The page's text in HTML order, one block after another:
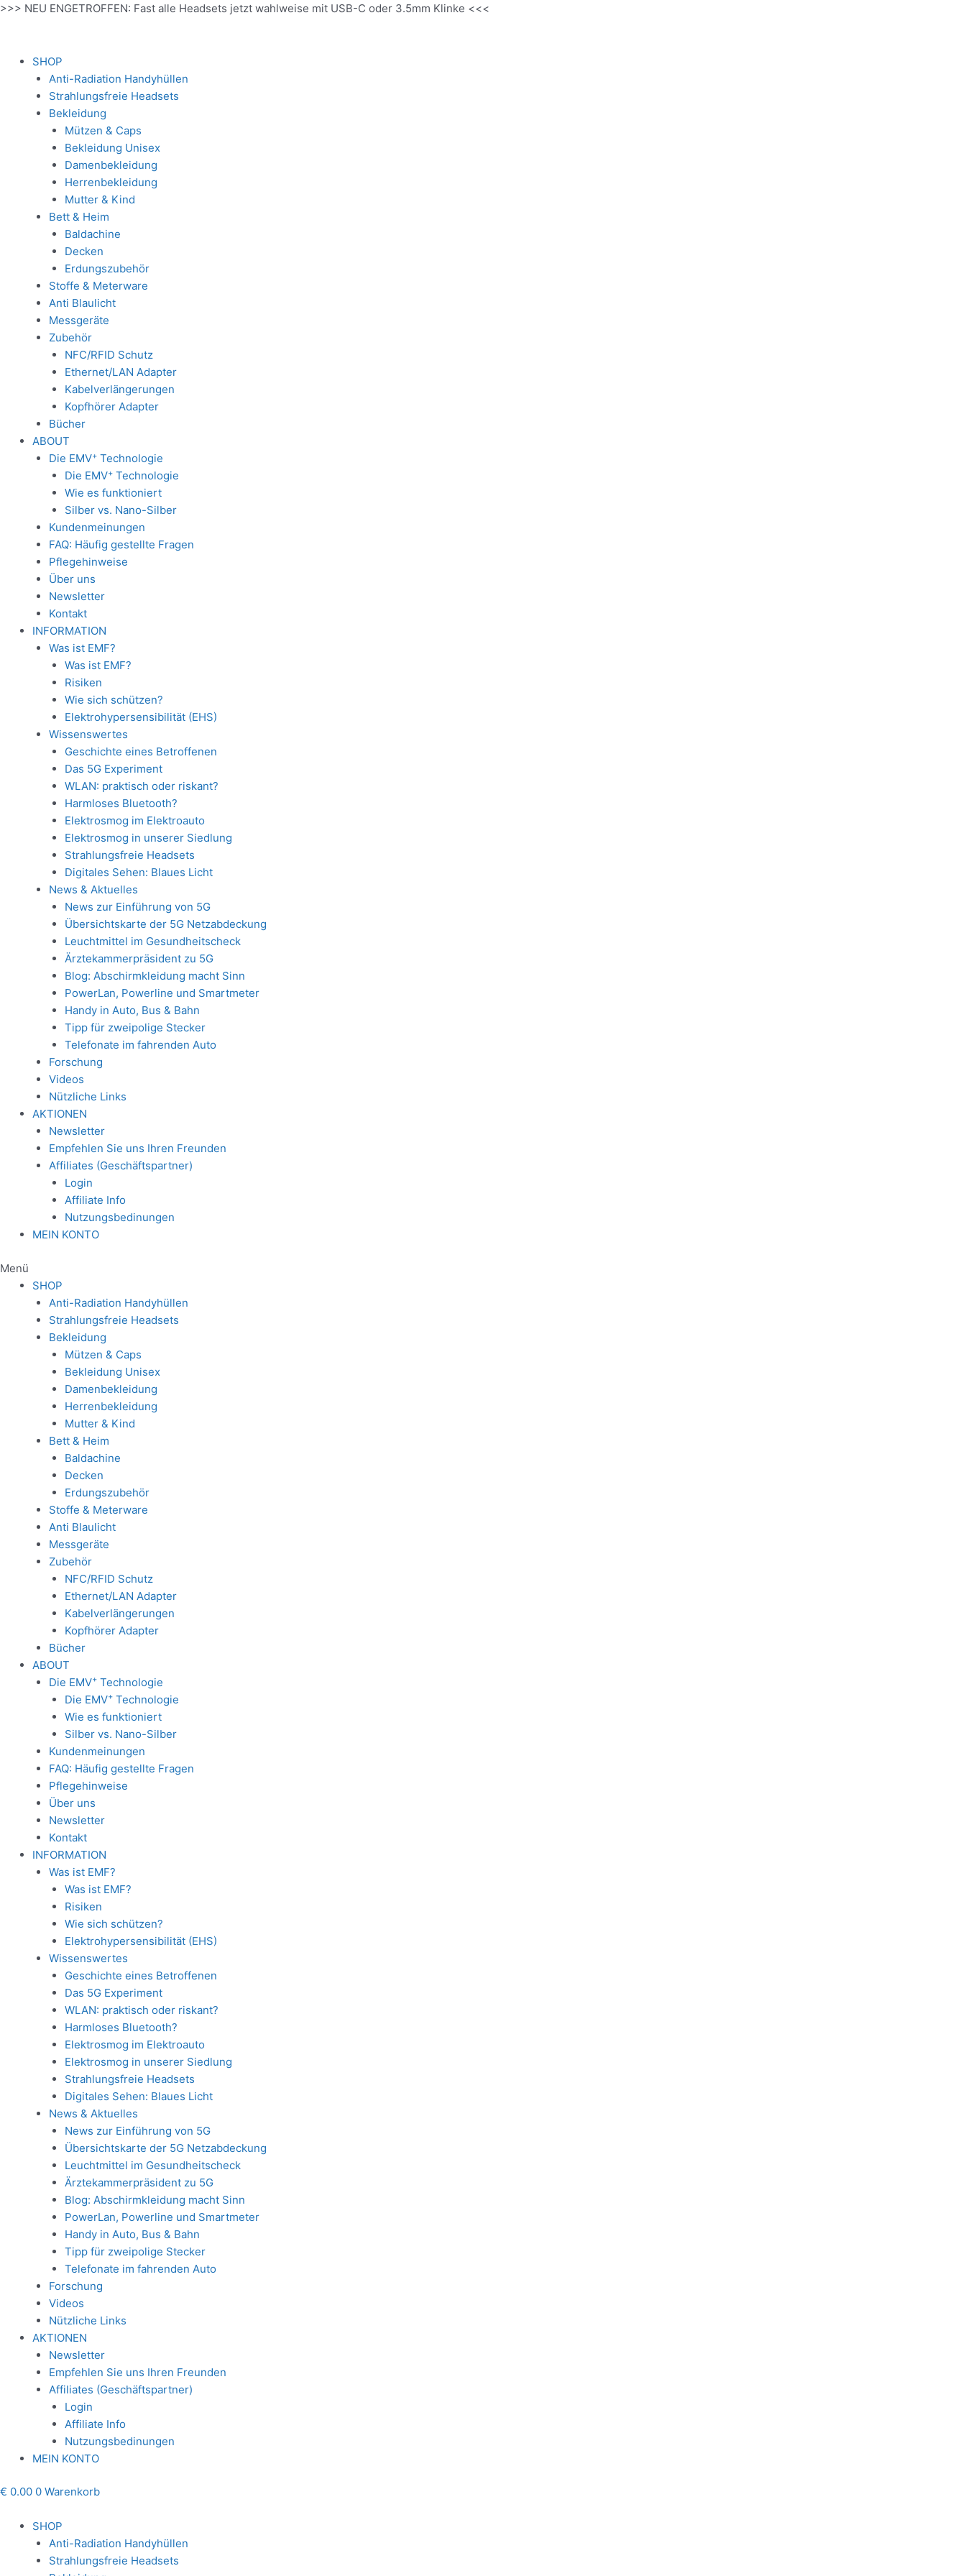
Zum
>>> NEU ENGETROFFEN: Fast alle Headsets jetzt wahlweise mit USB-C oder 3.5mm Klinke <<<
SHOP
Anti-Radiation Handyhüllen
Strahlungsfreie Headsets
Bekleidung
Mützen & Caps
Bekleidung Unisex
Damenbekleidung
Herrenbekleidung
Mutter & Kind
Bett & Heim
Baldachine
Decken
Erdungszubehör
Stoffe & Meterware
Anti Blaulicht
Messgeräte
Zubehör
NFC/RFID Schutz
Ethernet/LAN Adapter
Kabelverlängerungen
Kopfhörer Adapter
Bücher
ABOUT
Die EMV+Technologie
Die EMV+ Technologie
Wie es funktioniert
Silber vs. Nano-Silber
Kundenmeinungen
FAQ: Häufig gestellte Fragen
Pflegehinweise
Über uns
Newsletter
Kontakt
INFORMATION
Was ist EMF?
Was ist EMF?
Risiken
Wie sich schützen?
Elektrohypersensibilität (EHS)
Wissenswertes
Geschichte eines Betroffenen
Das 5G Experiment
WLAN: praktisch oder riskant?
Harmloses Bluetooth?
Elektrosmog im Elektroauto
Elektrosmog in unserer Siedlung
Strahlungsfreie Headsets
Digitales Sehen: Blaues Licht
News & Aktuelles
News zur Einführung von 5G
Übersichtskarte der 5G Netzabdeckung
Leuchtmittel im Gesundheitscheck
Ärztekammerpräsident zu 5G
Blog: Abschirmkleidung macht Sinn
PowerLan, Powerline und Smartmeter
Handy in Auto, Bus & Bahn
Tipp für zweipolige Stecker
Telefonate im fahrenden Auto
Forschung
Videos
Nützliche Links
AKTIONEN
Newsletter
Empfehlen Sie uns Ihren Freunden
Affiliates (Geschäftspartner)
Login
Affiliate Info
Nutzungsbedinungen
MEIN KONTO
Menü
SHOP
Anti-Radiation Handyhüllen
Strahlungsfreie Headsets
Bekleidung
Mützen & Caps
Bekleidung Unisex
Damenbekleidung
Herrenbekleidung
Mutter & Kind
Bett & Heim
Baldachine
Decken
Erdungszubehör
Stoffe & Meterware
Anti Blaulicht
Messgeräte
Zubehör
NFC/RFID Schutz
Ethernet/LAN Adapter
Kabelverlängerungen
Kopfhörer Adapter
Bücher
ABOUT
Die EMV+Technologie
Die EMV+ Technologie
Wie es funktioniert
Silber vs. Nano-Silber
Kundenmeinungen
FAQ: Häufig gestellte Fragen
Pflegehinweise
Über uns
Newsletter
Kontakt
INFORMATION
Was ist EMF?
Was ist EMF?
Risiken
Wie sich schützen?
Elektrohypersensibilität (EHS)
Wissenswertes
Geschichte eines Betroffenen
Das 5G Experiment
WLAN: praktisch oder riskant?
Harmloses Bluetooth?
Elektrosmog im Elektroauto
Elektrosmog in unserer Siedlung
Strahlungsfreie Headsets
Digitales Sehen: Blaues Licht
News & Aktuelles
News zur Einführung von 5G
Übersichtskarte der 5G Netzabdeckung
Leuchtmittel im Gesundheitscheck
Ärztekammerpräsident zu 5G
Blog: Abschirmkleidung macht Sinn
PowerLan, Powerline und Smartmeter
Handy in Auto, Bus & Bahn
Tipp für zweipolige Stecker
Telefonate im fahrenden Auto
Forschung
Videos
Nützliche Links
AKTIONEN
Newsletter
Empfehlen Sie uns Ihren Freunden
Affiliates (Geschäftspartner)
Login
Affiliate Info
Nutzungsbedinungen
MEIN KONTO
€ 0.00 0 Warenkorb
SHOP
Anti-Radiation Handyhüllen
Strahlungsfreie Headsets